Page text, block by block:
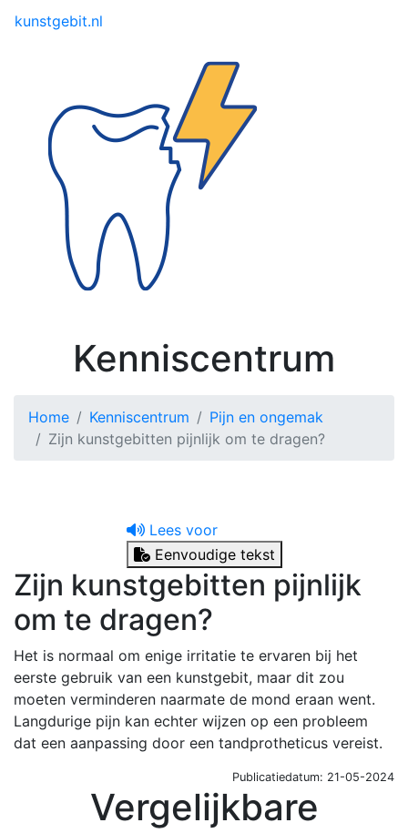
kunstgebit.nl
Kenniscentrum
Home Kenniscentrum
Pijn en ongemak
Zijn kunstgebitten pijnlijk om te dragen?
Lees voor
Eenvoudige tekst
Zijn kunstgebitten pijnlijk
om te dragen?
Het is normaal om enige irritatie te ervaren bij het
eerste gebruik van een kunstgebit, maar dit zou
moeten verminderen naarmate de mond eraan went.
Langdurige pijn kan echter wijzen op een probleem
dat een aanpassing door een tandprotheticus vereist​.
Publicatiedatum: 21-05-2024
Vergelijkbare